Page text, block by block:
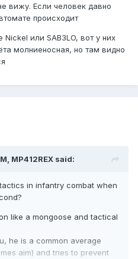
вижу. Если человек давно
происходит
или SAB3LO, вот у них
молниеносная, но там видно
MP412REX said:
in infantry combat when
like a mongoose and tactical
he is a common average
aim) and tries to prevent